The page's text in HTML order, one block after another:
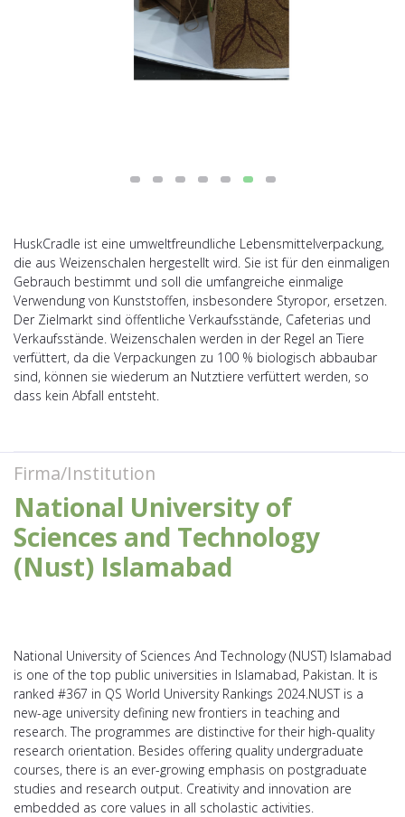
HuskCradle ist eine umweltfreundliche Lebensmittelverpackung,
die aus Weizenschalen hergestellt wird. Sie ist für den einmaligen
Gebrauch bestimmt und soll die umfangreiche einmalige
Verwendung von Kunststoffen, insbesondere Styropor, ersetzen.
Der Zielmarkt sind öffentliche Verkaufsstände, Cafeterias und
Verkaufsstände. Weizenschalen werden in der Regel an Tiere
verfüttert, da die Verpackungen zu 100 % biologisch abbaubar
sind, können sie wiederum an Nutztiere verfüttert werden, so
dass kein Abfall entsteht.
Firma/Institution
National University of
Sciences and Technology
(Nust) Islamabad
National University of Sciences And Technology (NUST) Islamabad
is one of the top public universities in Islamabad, Pakistan. It is
ranked #367 in QS World University Rankings 2024.NUST is a
new-age university defining new frontiers in teaching and
research. The programmes are distinctive for their high-quality
research orientation. Besides offering quality undergraduate
courses, there is an ever-growing emphasis on postgraduate
studies and research output. Creativity and innovation are
embedded as core values in all scholastic activities.